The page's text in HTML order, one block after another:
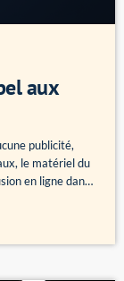
aux
publicité,
le matériel du
en ligne dans
donne droit à
tous ceux qui